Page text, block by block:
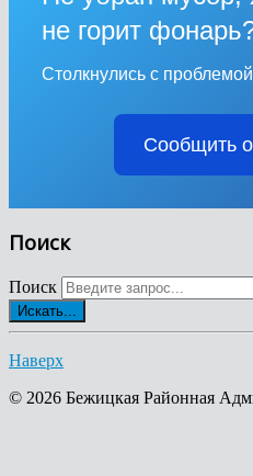
не горит
Столкнулись с
Сообщить
Поиск
Поиск
Искать...
Наверх
© 2026 Бежицкая Районная